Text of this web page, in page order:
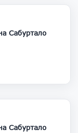
377 000
Квартира на Сабуртало
385 000
Квартира на Сабуртало